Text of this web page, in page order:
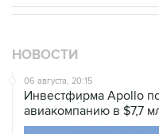
НОВОСТИ
06 августа, 20:15
Инвестфирма Apollo
авиакомпанию в $7,7